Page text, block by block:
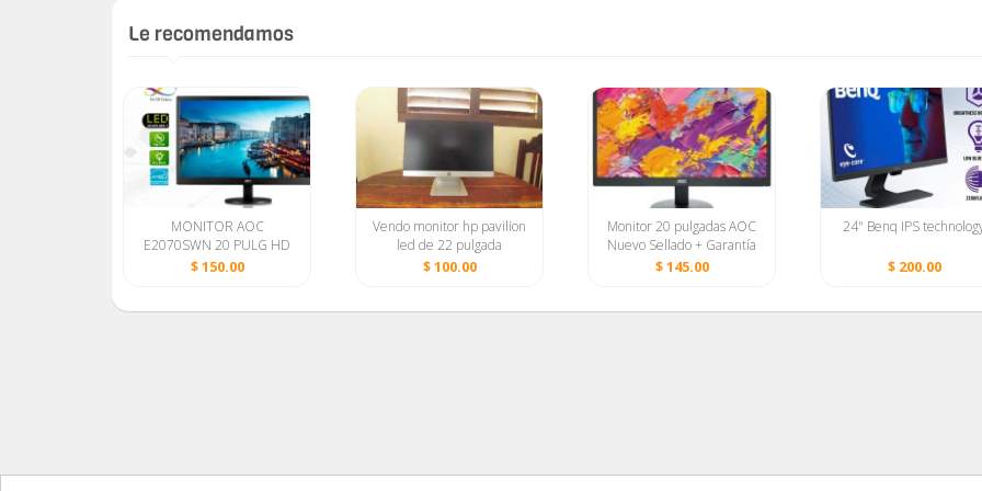
Le recomendamos
MONITOR AOC
E2070SWN 20 PULG HD
LED BACKLIGHT 1600 X
$ 150.00
Vendo monitor hp pavilion
led de 22 pulgada
$ 100.00
Monitor 20 pulgadas AOC
Nuevo Sellado + Garantía
$ 145.00
24" Benq IPS
$ 200.00